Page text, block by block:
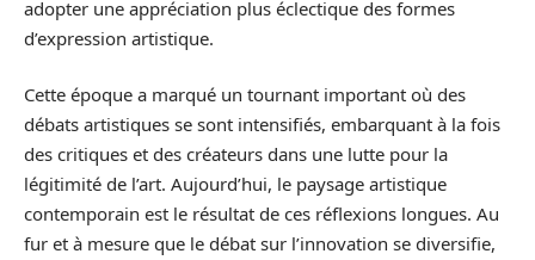
adopter une appréciation plus éclectique des formes
d’expression artistique.
Cette époque a marqué un tournant important où des
débats artistiques se sont intensifiés, embarquant à la fois
des critiques et des créateurs dans une lutte pour la
légitimité de l’art. Aujourd’hui, le paysage artistique
contemporain est le résultat de ces réflexions longues. Au
fur et à mesure que le débat sur l’innovation se diversifie,